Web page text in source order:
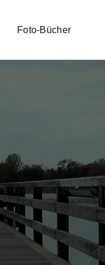
Foto-Bücher